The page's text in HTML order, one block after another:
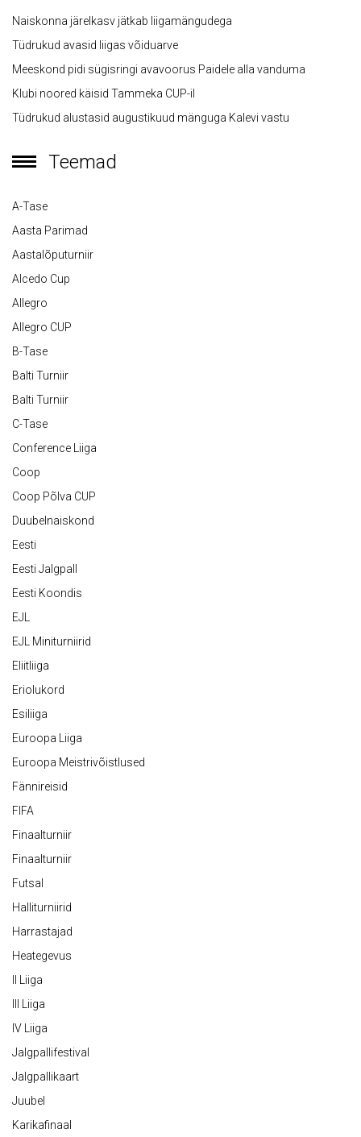
Naiskonna järelkasv jätkab liigamängudega
Tüdrukud avasid liigas võiduarve
Meeskond pidi sügisringi avavoorus Paidele alla vanduma
Klubi noored käisid Tammeka CUP-il
Tüdrukud alustasid augustikuud mänguga Kalevi vastu
Teemad
A-Tase
Aasta Parimad
Aastalõputurniir
Alcedo Cup
Allegro
Allegro CUP
B-Tase
Balti Turniir
Balti Turniir
C-Tase
Conference Liiga
Coop
Coop Põlva CUP
Duubelnaiskond
Eesti
Eesti Jalgpall
Eesti Koondis
EJL
EJL Miniturniirid
Eliitliiga
Eriolukord
Esiliiga
Euroopa Liiga
Euroopa Meistrivõistlused
Fännireisid
FIFA
Finaalturniir
Finaalturniir
Futsal
Halliturniirid
Harrastajad
Heategevus
II Liiga
III Liiga
IV Liiga
Jalgpallifestival
Jalgpallikaart
Juubel
Karikafinaal